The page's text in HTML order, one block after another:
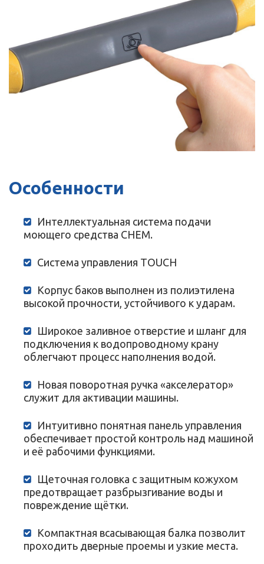
Особенности
Интеллектуальная система подачи
моющего средства CHEM.
Система управления TOUCH
Корпус баков выполнен из полиэтилена
высокой прочности, устойчивого к ударам.
Широкое заливное отверстие и шланг для
подключения к водопроводному крану
облегчают процесс наполнения водой.
Новая поворотная ручка «акселератор»
служит для активации машины.
Интуитивно понятная панель управления
обеспечивает простой контроль над машиной
и её рабочими функциями.
Щеточная головка с защитным кожухом
предотвращает разбрызгивание воды и
повреждение щётки.
Компактная всасывающая балка позволит
проходить дверные проемы и узкие места.